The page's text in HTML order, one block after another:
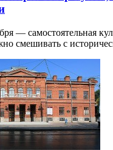
— самостоятельная
смешивать с